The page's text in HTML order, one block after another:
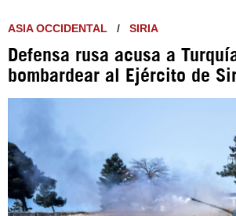
http://twitter.com/
https://t.me/
https://urmedium.com/
ASIA OCCIDENTAL / SIRIA
Defensa rusa acusa a
bombardear al Ejército de